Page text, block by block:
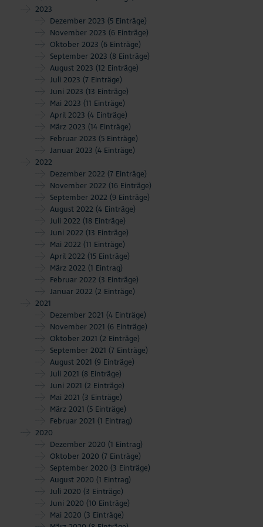
2023
Dezember 2023 (5 Einträge)
November 2023 (6 Einträge)
Oktober 2023 (6 Einträge)
September 2023 (8 Einträge)
August 2023 (12 Einträge)
Juli 2023 (7 Einträge)
Juni 2023 (13 Einträge)
Mai 2023 (11 Einträge)
April 2023 (4 Einträge)
März 2023 (14 Einträge)
Februar 2023 (5 Einträge)
Januar 2023 (4 Einträge)
2022
Dezember 2022 (7 Einträge)
November 2022 (16 Einträge)
September 2022 (9 Einträge)
August 2022 (4 Einträge)
Juli 2022 (18 Einträge)
Juni 2022 (13 Einträge)
Mai 2022 (11 Einträge)
April 2022 (15 Einträge)
März 2022 (1 Eintrag)
Februar 2022 (3 Einträge)
Januar 2022 (2 Einträge)
2021
Dezember 2021 (4 Einträge)
November 2021 (6 Einträge)
Oktober 2021 (2 Einträge)
September 2021 (7 Einträge)
August 2021 (9 Einträge)
Juli 2021 (8 Einträge)
Juni 2021 (2 Einträge)
Mai 2021 (3 Einträge)
März 2021 (5 Einträge)
Februar 2021 (1 Eintrag)
2020
Dezember 2020 (1 Eintrag)
Oktober 2020 (7 Einträge)
September 2020 (3 Einträge)
August 2020 (1 Eintrag)
Juli 2020 (3 Einträge)
Juni 2020 (10 Einträge)
Mai 2020 (3 Einträge)